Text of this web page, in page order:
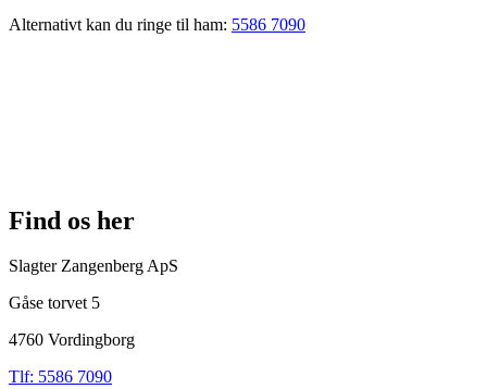
Alternativt kan du ringe til ham: 5586 7090
Find os her
Slagter Zangenberg ApS
Gåse torvet 5
4760 Vordingborg
Tlf: 5586 7090